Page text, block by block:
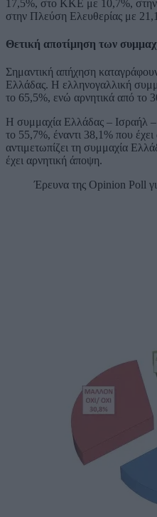
17,5%, στο ΚΚΕ με 10,7%,
στην Πλεύση Ελευθερίας με
Θετική αποτίμηση των
Σημαντική απήχηση καταγράφουν
Ελλάδας. Η ελληνογαλλική
το 65,5%, ενώ αρνητικά από το
Η συμμαχία Ελλάδας – Ισραήλ –
το 55,7%, έναντι 38,1% που
αντιμετωπίζει τη συμμαχία
έχει αρνητική άποψη.
Έρευνα της Opinion Poll